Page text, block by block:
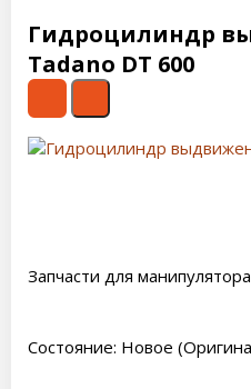
Гидроцилиндр
Tadano DT 600
Запчасти для
Состояние: Новое